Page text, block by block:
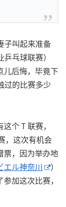
子叫起来准备
乒乓球联赛）
儿后悔，毕竟下
过的比赛多少
个 T 联赛，
，这次有机会
票，因为举办地
エル神奈川
）
加这次比赛，